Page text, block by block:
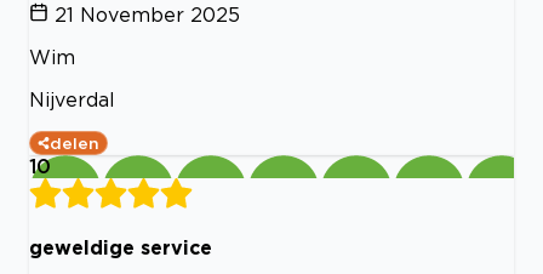
21 November 2025
Wim
Nijverdal
delen
10
geweldige service